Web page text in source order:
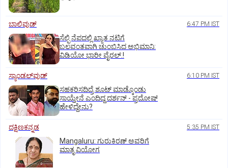
ಬಾಲಿವುಡ್‌ 6:47 PM IST
ಸೆಲ್ಫಿ ನೆಪದಲ್ಲಿ ಖ್ಯಾತ ನಟಿಗೆ
ಬಲವಂತವಾಗಿ ಚುಂಬಿಸಿದ ಅಭಿಮಾನಿ:
ವಿಡಿಯೋ ಭಾರೀ ವೈರಲ್.!
ಸ್ಯಾಂಡಲ್‌ವುಡ್‌ 6:10 PM IST
ಸಹಕರಿಸದಿದ್ರೆ ಶೂಟ್‌ ಮಾಡ್ಕೊಂಡು
ಸಾಯ್ತೇನೆ ಎಂದಿದ್ದ ದರ್ಶನ್‌ - ಪ್ರದೋಷ್‌
ಹೇಳಿದ್ದೇನು?
ದಕ್ಷಿಣಕನ್ನಡ 5:35 PM IST
Mangaluru: ಗುರುಕಿರಣ್ ಅವರಿಗೆ
ಮಾತೃ ವಿಯೋಗ